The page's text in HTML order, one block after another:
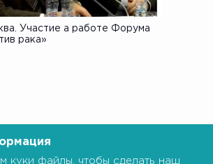
Участие а работе Форума
рака»
куки файлы, чтобы сделать наш